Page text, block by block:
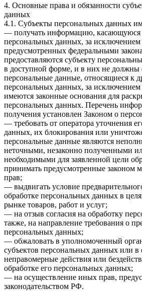
4. Основные права и обязанности
данных
4.1. Субъекты персональных данных
— получать информацию, касающуюся
персональных данных, за исключением
предусмотренных федеральными
предоставляются субъекту
в доступной форме, и в них не должны
персональные данные, относящиеся к
персональных данных, за исключением
имеются законные основания для
персональных данных. Перечень
получения установлен Законом о
— требовать от оператора уточнения
данных, их блокирования или
персональные данные являются
неточными, незаконно полученными
необходимыми для заявленной цели
принимать предусмотренные законом
прав;
— выдвигать условие
обработке персональных данных в
рынке товаров, работ и услуг;
— на отзыв согласия на обработку
также, на направление требования о
персональных данных;
— обжаловать в уполномоченный
субъектов персональных данных или в
неправомерные действия или
обработке его персональных данных;
— на осуществление иных прав,
законодательством РФ.